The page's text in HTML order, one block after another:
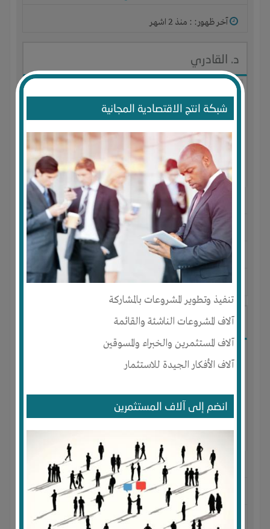
شبكة انتج الاقتصادية المجانية
تنفيذ وتطوير المشروعات بالمشاركة
آلاف المشروعات الناشئة والقائمة
آلاف المستثمرين والخبراء والمسوقين
آلاف الأفكار الجيدة للاستثمار
انضم إلى آلاف المستثمرين
آخر ظهور: : منذ 2 اشهر
د. القادري
الجنس : ذكر
لديـه : الوقت-المكان-علاقات
المكان :سلطنة عمان- مسقط
آخر ظهور: : منذ 2 اشهر
Amr
الجنس : ذكر
لديـه :المال الخبرات الوقت
المكان :مصر -الإسكندرية ميامى